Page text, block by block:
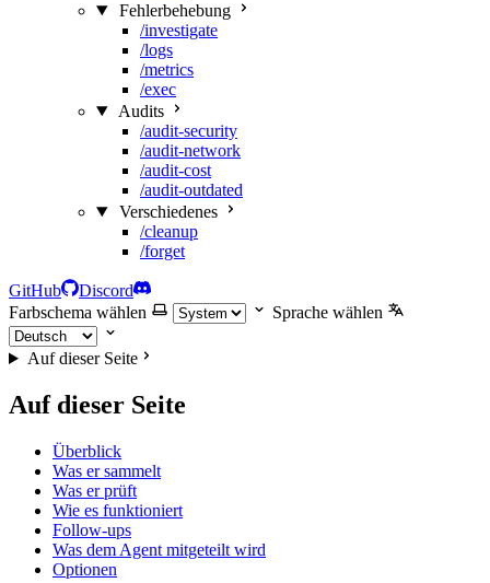
Fehlerbehebung
/investigate
/logs
/metrics
/exec
Audits
/audit-security
/audit-network
/audit-cost
/audit-outdated
Verschiedenes
/cleanup
/forget
GitHub
Discord
Farbschema wählen
Sprache wählen
Auf dieser Seite
Auf dieser Seite
Überblick
Was er sammelt
Was er prüft
Wie es funktioniert
Follow-ups
Was dem Agent mitgeteilt wird
Optionen